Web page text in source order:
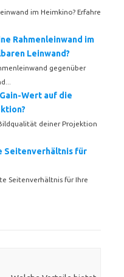
im Heimkino? Erfahre
Rahmenleinwand im
Leinwand?
gegenüber
Wert auf die
deiner Projektion
Seitenverhältnis für
Seitenverhältnis für Ihre